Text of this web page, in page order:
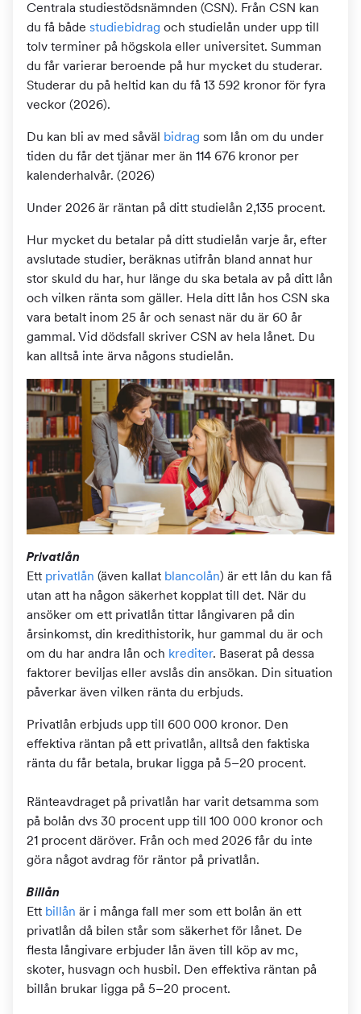
Centrala studiestödsnämnden (CSN). Från CSN kan
du få både studiebidrag och studielån under upp till
tolv terminer på högskola eller universitet. Summan
du får varierar beroende på hur mycket du studerar.
Studerar du på heltid kan du få 13 592 kronor för fyra
veckor (2026).
Du kan bli av med såväl bidrag som lån om du under
tiden du får det tjänar mer än 114 676 kronor per
kalenderhalvår. (2026)
Under 2026 är räntan på ditt studielån 2,135 procent.
Hur mycket du betalar på ditt studielån varje år, efter
avslutade studier, beräknas utifrån bland annat hur
stor skuld du har, hur länge du ska betala av på ditt lån
och vilken ränta som gäller. Hela ditt lån hos CSN ska
vara betalt inom 25 år och senast när du är 60 år
gammal. Vid dödsfall skriver CSN av hela lånet. Du
kan alltså inte ärva någons studielån.
Privatlån
Ett privatlån (även kallat blancolån) är ett lån du kan få
utan att ha någon säkerhet kopplat till det. När du
ansöker om ett privatlån tittar långivaren på din
årsinkomst, din kredithistorik, hur gammal du är och
om du har andra lån och krediter. Baserat på dessa
faktorer beviljas eller avslås din ansökan. Din situation
påverkar även vilken ränta du erbjuds.
Privatlån erbjuds upp till 600 000 kronor. Den
effektiva räntan på ett privatlån, alltså den faktiska
ränta du får betala, brukar ligga på 5–20 procent.
Ränteavdraget på privatlån har varit detsamma som
på bolån dvs 30 procent upp till 100 000 kronor och
21 procent däröver. Från och med 2026 får du inte
göra något avdrag för räntor på privatlån.
Billån
Ett billån är i många fall mer som ett bolån än ett
privatlån då bilen står som säkerhet för lånet. De
flesta långivare erbjuder lån även till köp av mc,
skoter, husvagn och husbil. Den effektiva räntan på
billån brukar ligga på 5–20 procent.